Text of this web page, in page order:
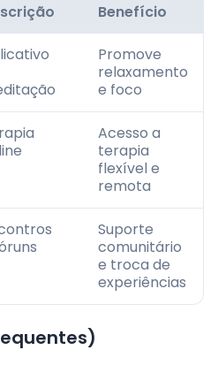
Benefício
Promove
relaxamento
e foco
Acesso a
terapia
flexível e
remota
Suporte
comunitário
e troca de
experiências